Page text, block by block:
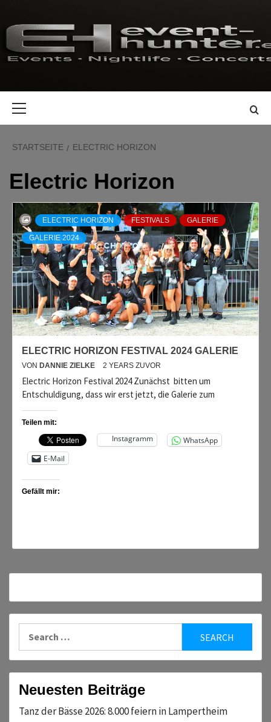
Inhalt
springen
STARTSEITE ELECTRIC HORIZON
Electric Horizon
ELECTRIC HORIZON FESTIVALS GALERIE
GALERIE 2024
ELECTRIC HORIZON FESTIVAL 2024 GALERIE
VON DANNIE ZIELKE 2 YEARS ZUVOR
Electric Horizon Festival 2024 Zunächst bitten um
Entschuldigung, dass wir erst jetzt, die Galerie zum
Teilen mit:
Instagramm
WhatsApp
E-Mail
Gefällt mir:
Neuesten Beiträge
Tanz der Bässe 2026: 8.000 feiern in Lampertheim